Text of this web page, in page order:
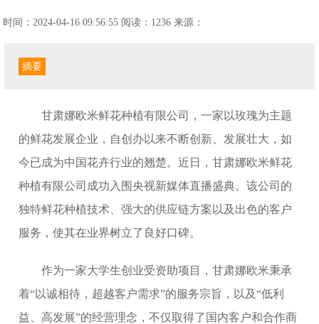
时间：2024-04-16 09:56:55 阅读：1236 来源：
摘要
甘肃娜欧米鲜花种植有限公司，一家以玫瑰为主题
的鲜花发展企业，自创办以来不断创新、发展壮大，如
今已成为中国花卉行业的翘楚。近日，甘肃娜欧米鲜花
种植有限公司成功入围央视新媒体直播盛典。该公司的
独特鲜花种植技术、强大的供应链方案以及出色的客户
服务，使其在业界树立了良好口碑。
作为一家大学生创业受资助项目，甘肃娜欧米秉承
着“以诚相待，超越客户需求”的服务宗旨，以及“低利
益、高发展”的经营理念，不仅取得了国内客户和合作商